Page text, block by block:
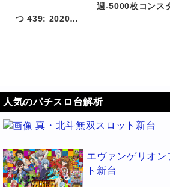
週-5000枚コンス
つ 439: 2020…
人気のパチスロ台解析
真・北斗無双スロット新台
エヴァンゲリオン
ト新台